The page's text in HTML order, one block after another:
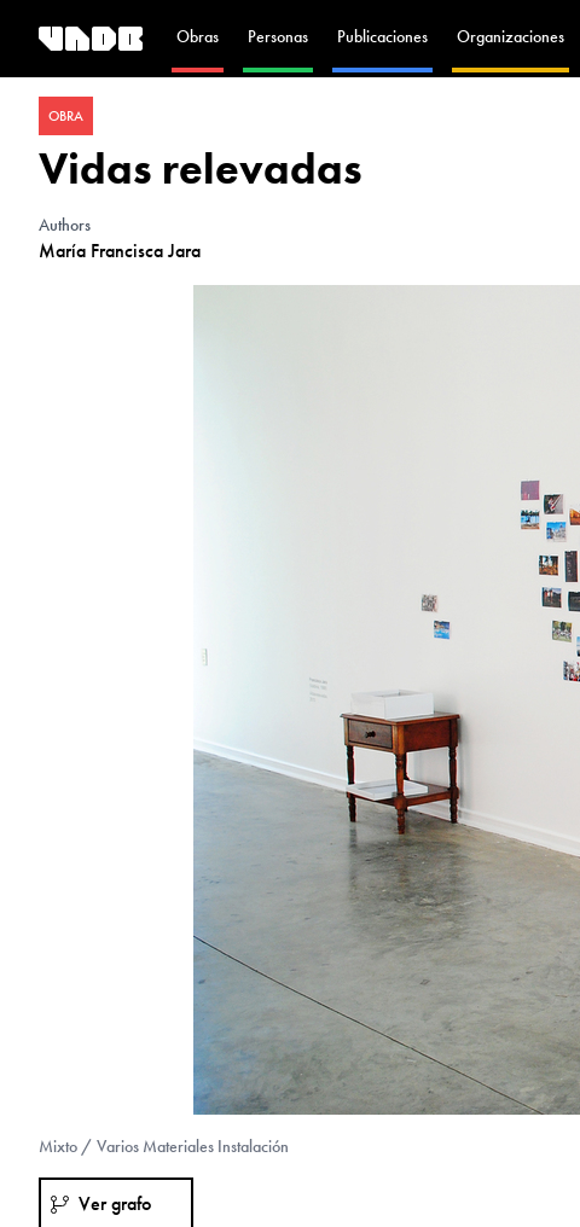
Obras Personas Publicaciones Organizaciones
OBRA
Vidas relevadas
Authors
María Francisca Jara
Mixto / Varios Materiales Instalación
Ver grafo